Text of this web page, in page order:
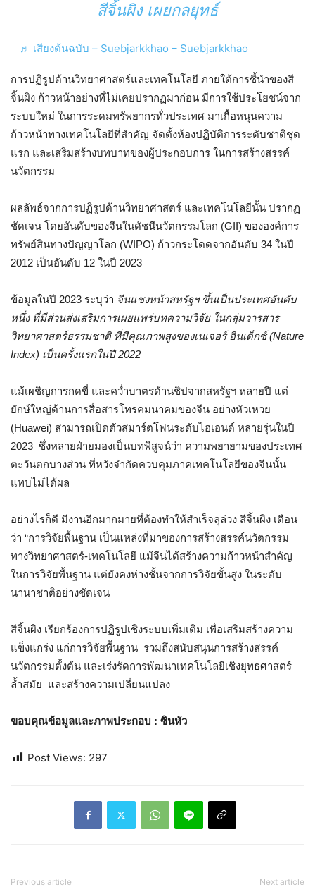
สีจิ้นผิง เผยกลยุทธ์
♬ เสียงต้นฉบับ – Suebjarkkhao – Suebjarkkhao
การปฏิรูปด้านวิทยาศาสตร์และเทคโนโลยี ภายใต้การชี้นำของสี
จิ้นผิง ก้าวหน้าอย่างที่ไม่เคยปรากฏมาก่อน มีการใช้ประโยชน์จาก
ระบบใหม่ ในการระดมทรัพยากรทั่วประเทศ มาเกื้อหนุนความ
ก้าวหน้าทางเทคโนโลยีที่สำคัญ จัดตั้งห้องปฏิบัติการระดับชาติชุด
แรก และเสริมสร้างบทบาทของผู้ประกอบการ ในการสร้างสรรค์
นวัตกรรม
ผลลัพธ์จากการปฏิรูปด้านวิทยาศาสตร์ และเทคโนโลยีนั้น ปรากฏ
ชัดเจน โดยอันดับของจีนในดัชนีนวัตกรรมโลก (GII) ขององค์การ
ทรัพย์สินทางปัญญาโลก (WIPO) ก้าวกระโดดจากอันดับ 34 ในปี
2012 เป็นอันดับ 12 ในปี 2023
ข้อมูลในปี 2023 ระบุว่า จีนแซงหน้าสหรัฐฯ ขึ้นเป็นประเทศอันดับ
หนึ่ง ที่มีส่วนส่งเสริมการเผยแพร่บทความวิจัย ในกลุ่มวารสาร
วิทยาศาสตร์ธรรมชาติ ที่มีคุณภาพสูงของเนเจอร์ อินเด็กซ์ (Nature
Index) เป็นครั้งแรกในปี 2022
แม้เผชิญการกดขี่ และคว่ำบาตรด้านชิปจากสหรัฐฯ หลายปี แต่
ยักษ์ใหญ่ด้านการสื่อสารโทรคมนาคมของจีน อย่างหัวเหวย
(Huawei) สามารถเปิดตัวสมาร์ตโฟนระดับไฮเอนด์ หลายรุ่นในปี
2023 ซึ่งหลายฝ่ายมองเป็นบทพิสูจน์ว่า ความพยายามของประเทศ
ตะวันตกบางส่วน ที่หวังจำกัดควบคุมภาคเทคโนโลยีของจีนนั้น
แทบไม่ได้ผล
อย่างไรก็ดี มีงานอีกมากมายที่ต้องทำให้สำเร็จลุล่วง สีจิ้นผิง เตือน
ว่า “การวิจัยพื้นฐาน เป็นแหล่งที่มาของการสร้างสรรค์นวัตกรรม
ทางวิทยาศาสตร์-เทคโนโลยี แม้จีนได้สร้างความก้าวหน้าสำคัญ
ในการวิจัยพื้นฐาน แต่ยังคงห่างชั้นจากการวิจัยขั้นสูง ในระดับ
นานาชาติอย่างชัดเจน
สีจิ้นผิง เรียกร้องการปฏิรูปเชิงระบบเพิ่มเติม เพื่อเสริมสร้างความ
แข็งแกร่ง แก่การวิจัยพื้นฐาน รวมถึงสนับสนุนการสร้างสรรค์
นวัตกรรมตั้งต้น และเร่งรัดการพัฒนาเทคโนโลยีเชิงยุทธศาสตร์
ล้ำสมัย และสร้างความเปลี่ยนแปลง
ขอบคุณข้อมูลและภาพประกอบ : ซินหัว
Post Views: 297
Previous article Next article